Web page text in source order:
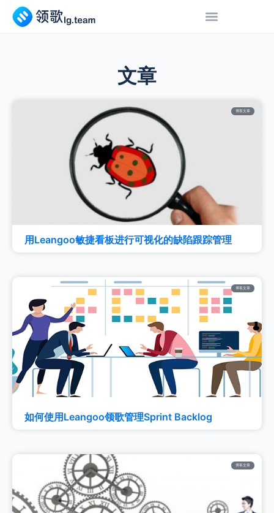
文章
博客文章
用Leangoo敏捷看板进行可视化的缺陷跟踪管理
博客文章
如何使用Leangoo领歌管理Sprint Backlog
博客文章